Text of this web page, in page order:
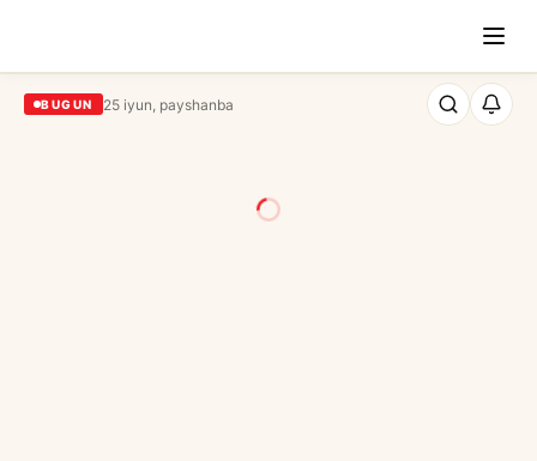
BUGUN 25 iyun, payshanba